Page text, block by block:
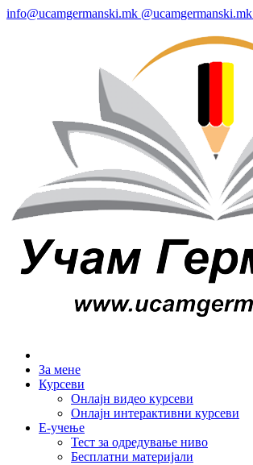
info@ucamgermanski.mk @ucamgermanski.mk
За мене
Курсеви
Онлајн видео курсеви
Онлајн интерактивни курсеви
Е-учење
Тест за одредување ниво
Бесплатни материјали